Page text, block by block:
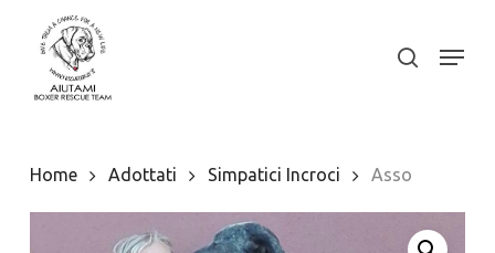
content
search
Menu
Home Adottati Simpatici Incroci Asso
Close